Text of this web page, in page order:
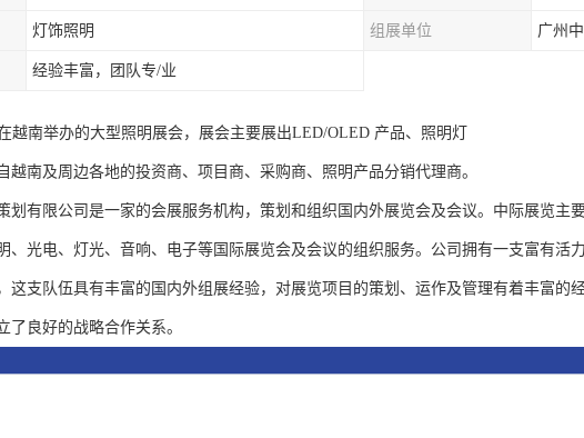
灯饰照明 组展单位 广州
经验丰富，团队专/业
越南举办的大型照明展会，展会主要展出LED/OLED 产品、照明灯
越南及周边各地的投资商、项目商、采购商、照明产品分销代理商。
划有限公司是一家的会展服务机构，策划和组织国内外展览会及会议。中际展览主
、光电、灯光、音响、电子等国际展览会及会议的组织服务。公司拥有一支富有活
这支队伍具有丰富的国内外组展经验，对展览项目的策划、运作及管理有着丰富的
了良好的战略合作关系。